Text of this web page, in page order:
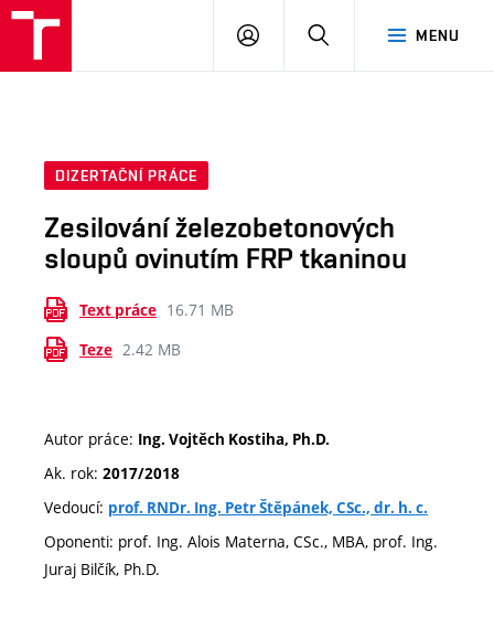
MENU
PŘIHLÁSIT
DIZERTAČNÍ PRÁCE
Zesilování železobetonových
sloupů ovinutím FRP tkaninou
Text práce 16.71 MB
Teze 2.42 MB
Autor práce: Ing. Vojtěch Kostiha, Ph.D.
Ak. rok: 2017/2018
Vedoucí: prof. RNDr. Ing. Petr Štěpánek, CSc., dr. h. c.
Oponenti: prof. Ing. Alois Materna, CSc., MBA, prof. Ing.
Juraj Bilčík, Ph.D.